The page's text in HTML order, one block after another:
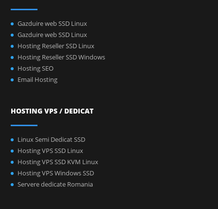
Gazduire web SSD Linux
Gazduire web SSD Linux
Hosting Reseller SSD Linux
Hosting Reseller SSD Windows
Hosting SEO
Email Hosting
HOSTING VPS / DEDICAT
Linux Semi Dedicat SSD
Hosting VPS SSD Linux
Hosting VPS SSD KVM Linux
Hosting VPS Windows SSD
Servere dedicate Romania